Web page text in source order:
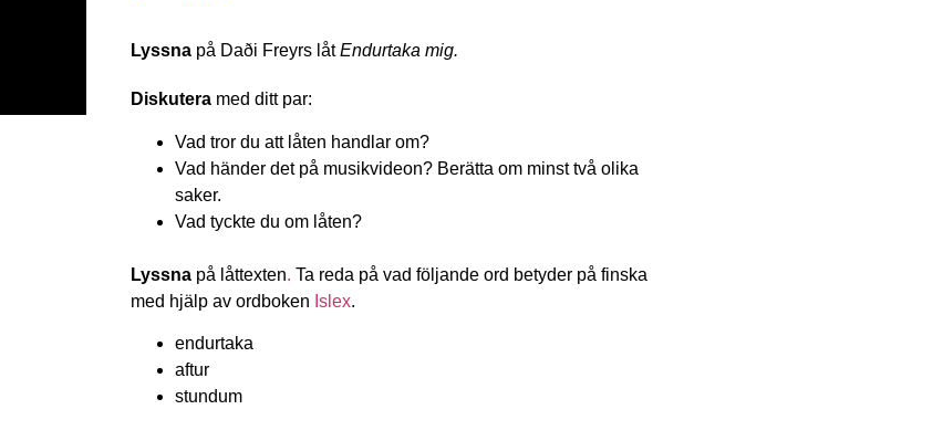
Lyssna på Daði Freyrs låtEndurtaka mig.
Diskutera med ditt par:
Vad tror du att låten handlar om?
Vad händer det på musikvideon? Berätta om minst två olika
saker.
Vad tyckte du om låten?
Lyssna på låttexten. Ta reda på vad följande ord betyder på finska
med hjälp av ordboken Islex.
endurtaka
aftur
stundum